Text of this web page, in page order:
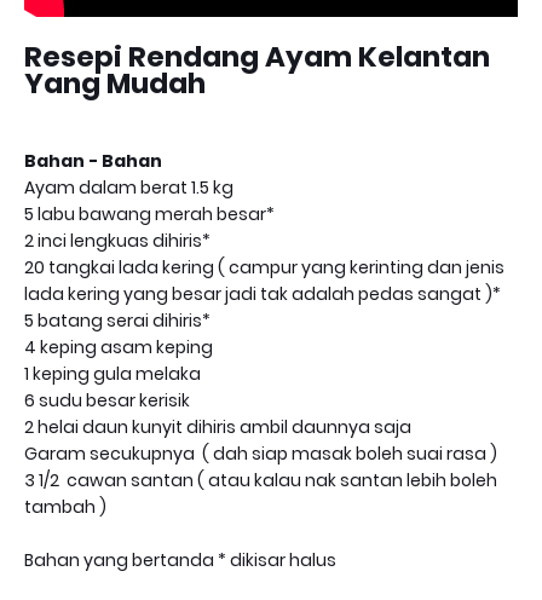
Resepi Rendang Ayam Kelantan
Yang Mudah
Bahan - Bahan
Ayam dalam berat 1.5 kg
5 labu bawang merah besar*
2 inci lengkuas dihiris*
20 tangkai lada kering ( campur yang kerinting dan jenis
lada kering yang besar jadi tak adalah pedas sangat )*
5 batang serai dihiris*
4 keping asam keping
1 keping gula melaka
6 sudu besar kerisik
2 helai daun kunyit dihiris ambil daunnya saja
Garam secukupnya ( dah siap masak boleh suai rasa )
3 1/2 cawan santan ( atau kalau nak santan lebih boleh
tambah )
Bahan yang bertanda * dikisar halus